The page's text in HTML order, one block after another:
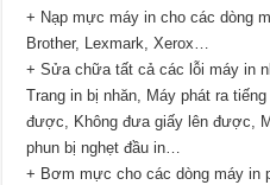
+ Nạp mực máy in cho các dòng
Brother, Lexmark, Xerox…
+ Sửa chữa tất cả các lỗi máy in
Trang in bị nhăn, Máy phát ra
được, Không đưa giấy lên được,
phun bị nghẹt đầu in…
+ Bơm mực cho các dòng máy in